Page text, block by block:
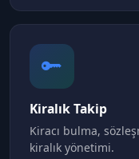
Kiralık Takip
Kiracı bulma,
kiralık yönetimi.